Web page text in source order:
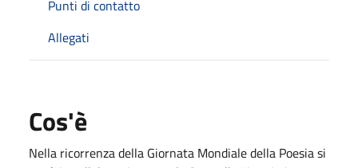
Punti di contatto
Allegati
Cos'è
Nella ricorrenza della Giornata Mondiale della Poesia si